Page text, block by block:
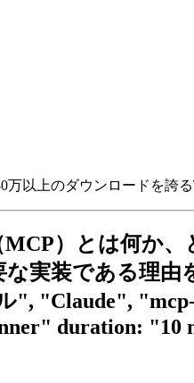
以上のダウンロードを誇
）とは何か、
実装である理由
"Claude", "mcp-
duration: